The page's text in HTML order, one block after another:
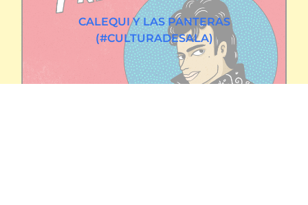
CALEQUI Y LAS PANTERAS
(#CULTURADESALA)